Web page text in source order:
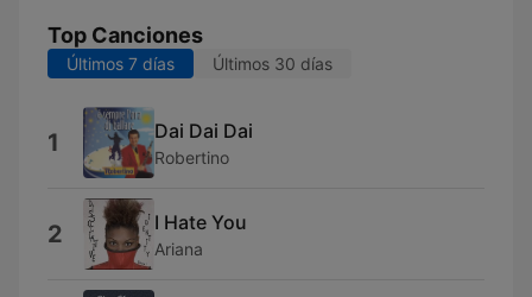
Top Canciones
Últimos 7 días Últimos 30 días
1 Dai Dai Dai
Robertino
2 I Hate You
Ariana